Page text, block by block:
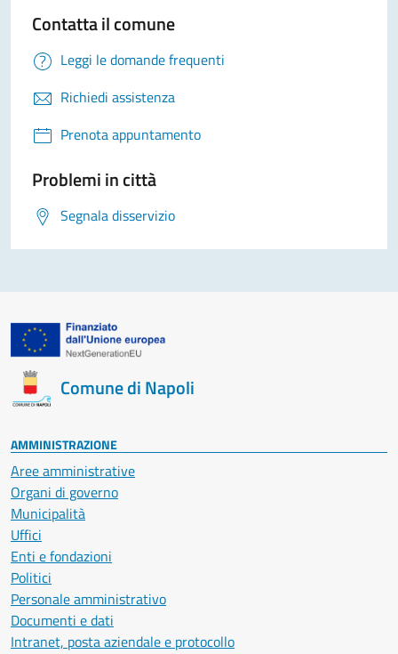
Contatta il comune
Leggi le domande frequenti
Richiedi assistenza
Prenota appuntamento
Problemi in città
Segnala disservizio
Comune di Napoli
AMMINISTRAZIONE
Aree amministrative
Organi di governo
Municipalità
Uffici
Enti e fondazioni
Politici
Personale amministrativo
Documenti e dati
Intranet, posta aziendale e protocollo